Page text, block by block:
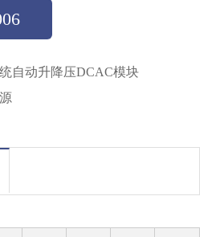
自动升降压DCAC模块